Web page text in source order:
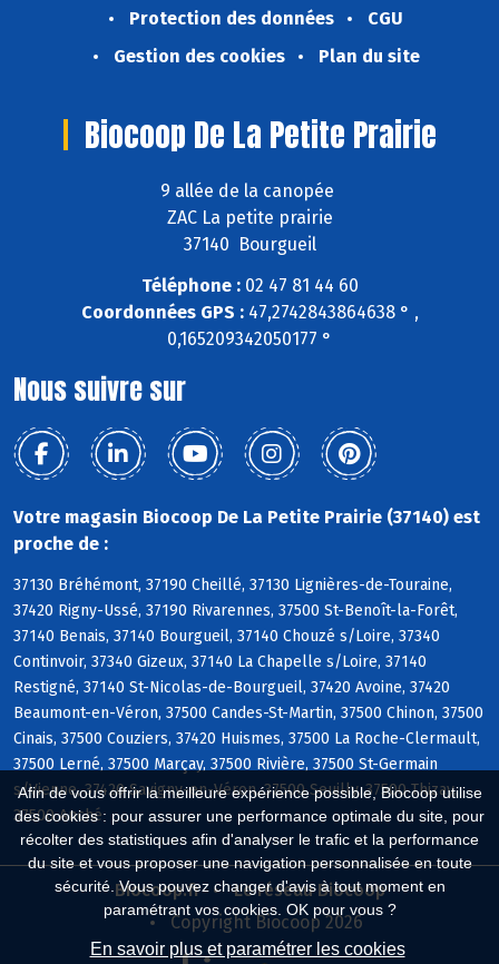
Afin de vous offrir la meilleure expérience possible, Biocoop utilise
des cookies : pour assurer une performance optimale du site, pour
récolter des statistiques afin d'analyser le trafic et la performance
du site et vous proposer une navigation personnalisée en toute
sécurité. Vous pouvez changer d'avis à tout moment en
paramétrant vos cookies. OK pour vous ?
En savoir plus et paramétrer les cookies
Protection des données
CGU
Gestion des cookies
Plan du site
Biocoop De La Petite Prairie
9 allée de la canopée
ZAC La petite prairie
37140 Bourgueil
Téléphone :02 47 81 44 60
Coordonnées GPS :47,2742843864638 ° ,
0,165209342050177 °
Nous suivre sur
Votre magasin Biocoop De La Petite Prairie (37140) est
proche de :
37130 Bréhémont, 37190 Cheillé, 37130 Lignières-de-Touraine,
37420 Rigny-Ussé, 37190 Rivarennes, 37500 St-Benoît-la-Forêt,
37140 Benais, 37140 Bourgueil, 37140 Chouzé s/Loire, 37340
Continvoir, 37340 Gizeux, 37140 La Chapelle s/Loire, 37140
Restigné, 37140 St-Nicolas-de-Bourgueil, 37420 Avoine, 37420
Beaumont-en-Véron, 37500 Candes-St-Martin, 37500 Chinon, 37500
Cinais, 37500 Couziers, 37420 Huismes, 37500 La Roche-Clermault,
37500 Lerné, 37500 Marçay, 37500 Rivière, 37500 St-Germain
s/Vienne, 37420 Savigny-en-Véron, 37500 Seuilly, 37500 Thizay,
37500 Anché
Biocoop.fr
Le réseau Biocoop
Copyright Biocoop 2026